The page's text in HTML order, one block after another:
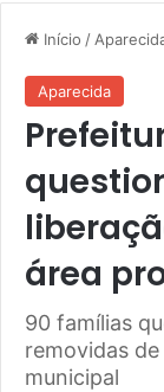
Início /
Aparecida
área
90 famílias
removidas
municipal